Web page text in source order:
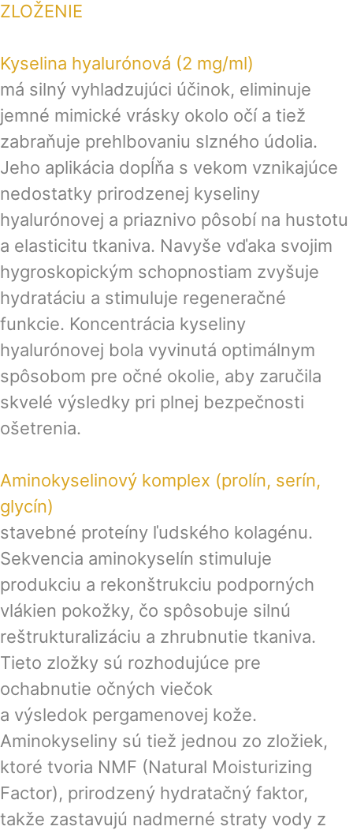
ZLOŽENIE
Kyselina hyalurónová (2 mg/ml)
má silný vyhladzujúci účinok, eliminuje
jemné mimické vrásky okolo očí a tiež
zabraňuje prehlbovaniu slzného údolia.
Jeho aplikácia dopĺňa s vekom vznikajúce
nedostatky prirodzenej kyseliny
hyalurónovej a priaznivo pôsobí na hustotu
a elasticitu tkaniva. Navyše vďaka svojim
hygroskopickým schopnostiam zvyšuje
hydratáciu a stimuluje regeneračné
funkcie. Koncentrácia kyseliny
hyalurónovej bola vyvinutá optimálnym
spôsobom pre očné okolie, aby zaručila
skvelé výsledky pri plnej bezpečnosti
ošetrenia.
Aminokyselinový komplex (prolín, serín,
glycín)
stavebné proteíny ľudského kolagénu.
Sekvencia aminokyselín stimuluje
produkciu a rekonštrukciu podporných
vlákien pokožky, čo spôsobuje silnú
reštrukturalizáciu a zhrubnutie tkaniva.
Tieto zložky sú rozhodujúce pre
ochabnutie očných viečok
a výsledok pergamenovej kože.
Aminokyseliny sú tiež jednou zo zložiek,
ktoré tvoria NMF (Natural Moisturizing
Factor), prirodzený hydratačný faktor,
takže zastavujú nadmerné straty vody z